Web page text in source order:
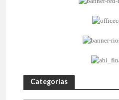
Categorias